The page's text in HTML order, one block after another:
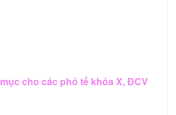
cho các phó tế khóa X, ĐCV